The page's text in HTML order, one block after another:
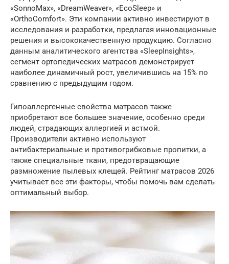
«SonnoMax», «DreamWeaver», «EcoSleep» и
«OrthoComfort». Эти компании активно инвестируют в
исследования и разработки, предлагая инновационные
решения и высококачественную продукцию. Согласно
данным аналитического агентства «SleepInsights»,
сегмент ортопедических матрасов демонстрирует
наиболее динамичный рост, увеличившись на 15% по
сравнению с предыдущим годом.
Гипоаллергенные свойства матрасов также
приобретают все большее значение, особенно среди
людей, страдающих аллергией и астмой.
Производители активно используют
антибактериальные и противогрибковые пропитки, а
также специальные ткани, предотвращающие
размножение пылевых клещей. Рейтинг матрасов 2026
учитывает все эти факторы, чтобы помочь вам сделать
оптимальный выбор.